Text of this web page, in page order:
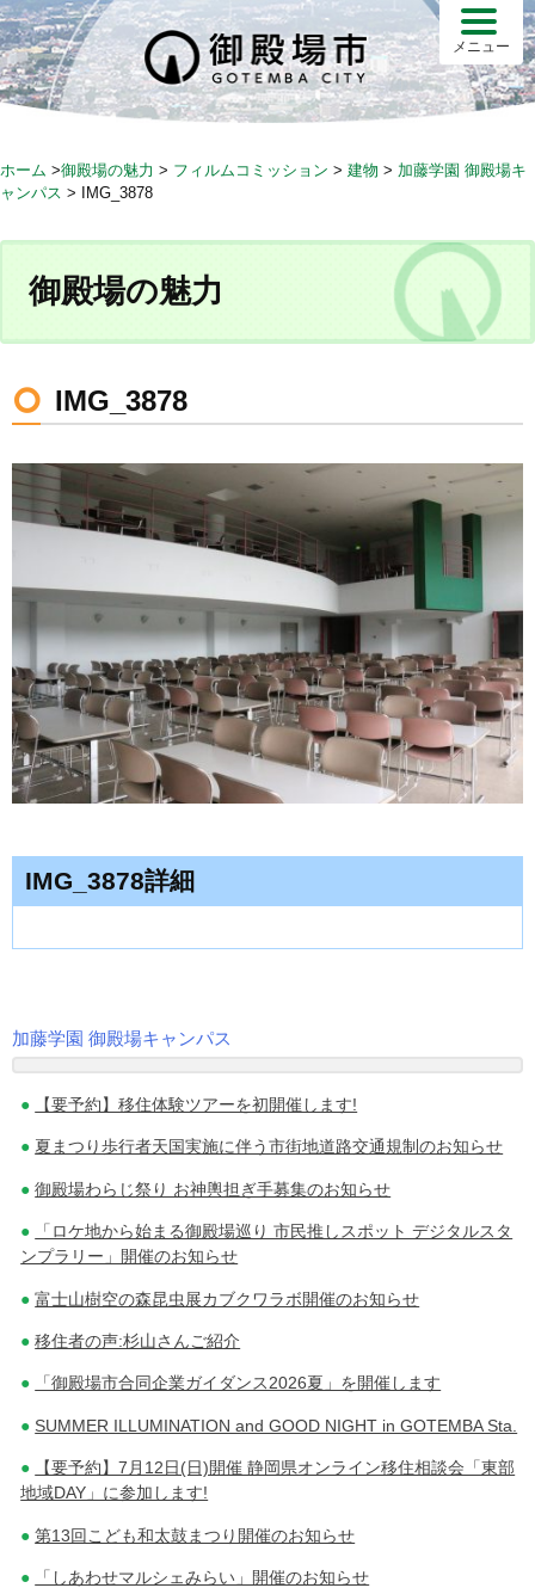
S
k
i
p
c
n
メニュー
ホーム >御殿場の魅力 > フィルムコミッション > 建物 > 加藤学園 御殿場キ
ャンパス > IMG_3878
御殿場の魅力
IMG_3878
IMG_3878詳細
投
稿
ナ
ビ
ゲ
シ
ョ
ン
加藤学園 御殿場キャンパス
【要予約】移住体験ツアーを初開催します!
夏まつり歩行者天国実施に伴う市街地道路交通規制のお知らせ
御殿場わらじ祭り お神輿担ぎ手募集のお知らせ
「ロケ地から始まる御殿場巡り 市民推しスポット デジタルスタ
ンプラリー」開催のお知らせ
富士山樹空の森昆虫展カブクワラボ開催のお知らせ
移住者の声:杉山さんご紹介
「御殿場市合同企業ガイダンス2026夏」を開催します
SUMMER ILLUMINATION and GOOD NIGHT in GOTEMBA Sta.
【要予約】7月12日(日)開催 静岡県オンライン移住相談会「東部
地域DAY」に参加します!
第13回こども和太鼓まつり開催のお知らせ
「しあわせマルシェみらい」開催のお知らせ